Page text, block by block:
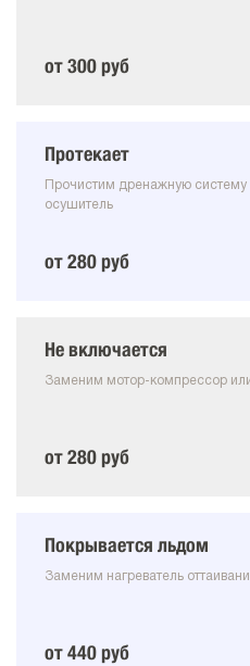
от 300 руб
Протекает
Прочистим дренажную
осушитель
от 280 руб
Не включается
Заменим мотор-компрессор
от 280 руб
Покрывается льдом
Заменим нагреватель
от 440 руб